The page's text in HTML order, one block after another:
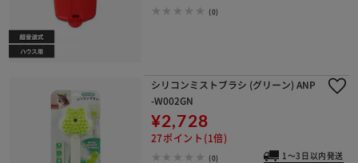
(0)
シリコンミストブラシ (グリーン) ANP
-W002GN
¥2,728
27ポイント(1倍)
(0) 1～3日以内発送